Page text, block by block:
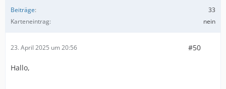
Beiträge
33
Karteneintrag
nein
23. April 2025 um 20:56 #50
Hallo,